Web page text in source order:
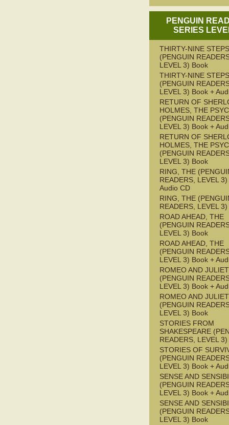
PENGUIN
SERIES
THIRTY-NINE
(PENGUIN
LEVEL 3) Book
THIRTY-NINE
(PENGUIN
LEVEL 3) Book +
RETURN OF
HOLMES, THE
(PENGUIN
LEVEL 3) Book +
RETURN OF
HOLMES, THE
(PENGUIN
LEVEL 3) Book
RING, THE
READERS, LEVEL
Audio CD
RING, THE
READERS, LEVEL
ROAD AHEAD, THE
(PENGUIN
LEVEL 3) Book
ROAD AHEAD, THE
(PENGUIN
LEVEL 3) Book +
ROMEO AND JULIET
(PENGUIN
LEVEL 3) Book +
ROMEO AND JULIET
(PENGUIN
LEVEL 3) Book
STORIES FROM
SHAKESPEARE
READERS, LEVEL
STORIES OF
(PENGUIN
LEVEL 3) Book +
SENSE AND
(PENGUIN
LEVEL 3) Book +
SENSE AND
(PENGUIN
LEVEL 3) Book